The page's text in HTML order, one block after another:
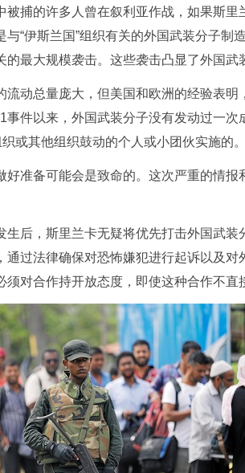
捕的许多人曾在叙利亚作战，如果斯里
“伊斯兰国”组织有关的外国武装分子制
最大规模袭击。这些袭击凸显了外国武
动总量庞大，但美国和欧洲的经验表明
事件以来，外国武装分子没有发动过一
或其他组织鼓动的个人或小团伙实施的。
准备可能会是致命的。这次严重的情报
，斯里兰卡无疑将优先打击外国武装
过法律确保对恐怖嫌犯进行起诉以及对
对合作持开放态度，即使这种合作不直